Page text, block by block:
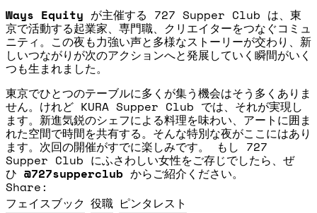
Ways Equity が主催する 727 Supper Club は、東
京で活動する起業家、専門職、クリエイターをつなぐコミュ
ニティ。この夜も力強い声と多様なストーリーが交わり、新
しいつながりが次のアクションへと発展していく瞬間がいく
つも生まれました。
東京でひとつのテーブルに多くが集う機会はそう多くありま
せん。けれど KURA Supper Club では、それが実現し
ます。新進気鋭のシェフによる料理を味わい、アートに囲ま
れた空間で時間を共有する。そんな特別な夜がここにはあり
ます。 次回の開催がすでに楽しみです。 もし 727
Supper Club にふさわしい女性をご存じでしたら、ぜ
ひ @727supperclub からご紹介ください。
Share:
フェイスブック Facebookでシェア
役職Xに投稿
ピンタレスト